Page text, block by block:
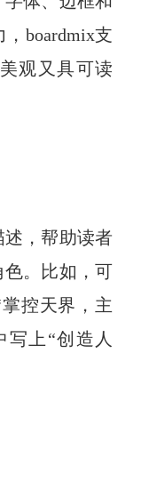
boardmix支
观又具可读
，帮助读者
。比如，可
控天界，主
写上“创造人